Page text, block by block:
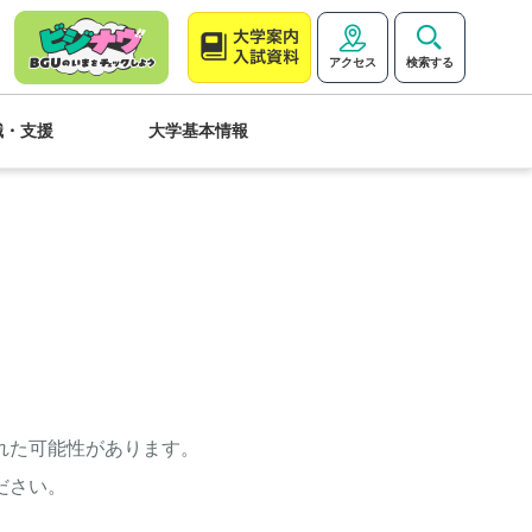
アクセス 検索する
・支援 大学基本情報
可能性があります。
い。